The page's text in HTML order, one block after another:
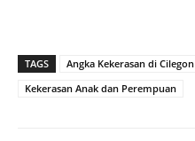
TAGS Angka Kekerasan di Cilegon
Kekerasan Anak dan Perempuan